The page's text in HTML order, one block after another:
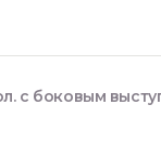
с боковым